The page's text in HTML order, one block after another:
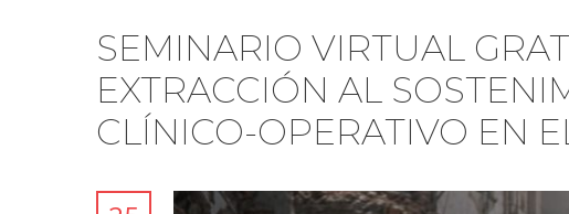
SEMINARIO VIRTUAL
EXTRACCIÓN AL
CLÍNICO-OPERATIVO EN